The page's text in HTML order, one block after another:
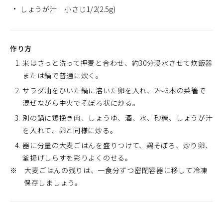
しょうが汁 小さじ1/2(2.5g)
作り方
米はさっと洗って押麦と合わせ、約30分浸水させて炊飯器
または鍋で普通に炊く。
サラダ油をひいた鍋に溶いた卵を入れ、2～3本の菜箸で
混ぜながら中火でそぼろ状に炒る。
別の鍋に鶏挽き肉、しょうゆ、酒、水、砂糖、しょうが汁
を入れて、卵と同様に炒る。
器に分量の大麦ごはんを盛りつけて、鶏そぼろ、炒り卵、
釜揚げしらすを彩りよくのせる。
※ 大麦ごはんの残りは、一食分ずつ密閉容器に移して冷凍
保存しましょう。